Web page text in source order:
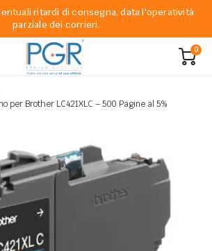
ritardi di consegna, data l'operatività
parziale dei corrieri.
0
per Brother LC421XLC – 500 Pagine al 5%